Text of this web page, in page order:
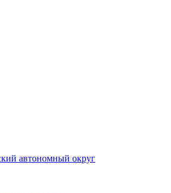
автономный округ